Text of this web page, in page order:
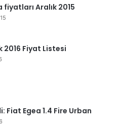
fiyatları Aralık 2015
2016 Fiyat Listesi
Fiat Egea 1.4 Fire Urban